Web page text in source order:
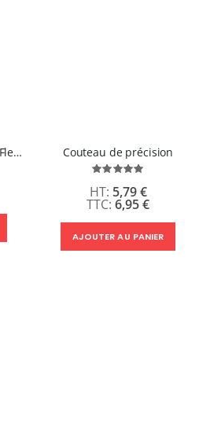
Produit pour décoller le Flex et le DTF - Décol'Flex & DTF Couteau de précision
Évaluation:
6,95 €
5,79 €
AJOUTER AU PANIER